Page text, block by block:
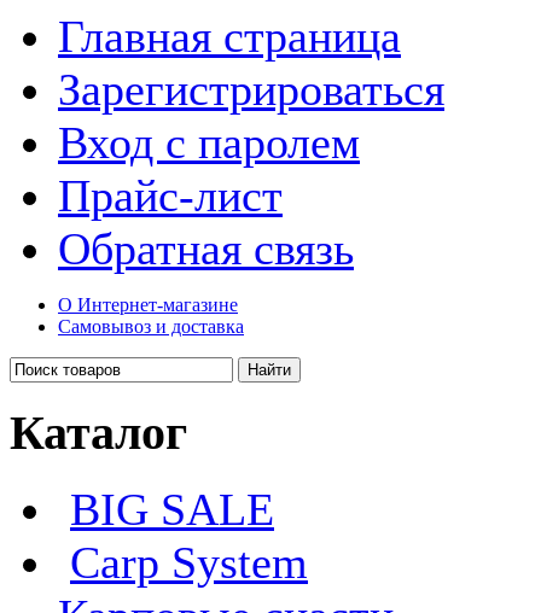
Главная страница
Зарегистрироваться
Вход с паролем
Прайс-лист
Обратная связь
О Интернет-магазине
Самовывоз и доставка
Каталог
BIG SALE
Carp System